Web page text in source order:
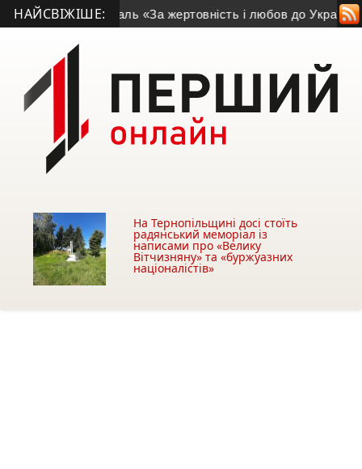
НАЙСВІЖІШЕ:
медаль «За жертовність і любов до України» • Понад
На Тернопільщині досі стоїть
радянський меморіал із
написами про «Велику
Вітчизняну» та «буржуазних
націоналістів»